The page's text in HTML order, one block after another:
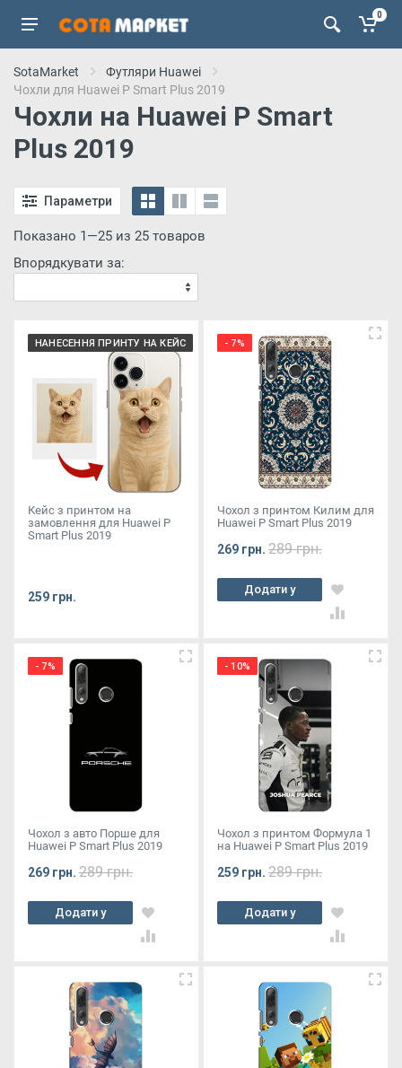
0
SotaMarket
Футляри Huawei
Чохли для Huawei P Smart Plus 2019
Чохли на Huawei P Smart
Plus 2019
Параметри
Показано 1—25 из 25 товаров
Впорядкувати за:
НАНЕСЕННЯ ПРИНТУ НА КЕЙС
Кейс з принтом на
замовлення для Huawei P
Smart Plus 2019
259 грн.
- 7%
Чохол з принтом Килим для
Huawei P Smart Plus 2019
269 грн. 289 грн.
Додати у
кошик
- 7%
Чохол з авто Порше для
Huawei P Smart Plus 2019
269 грн. 289 грн.
Додати у
кошик
- 10%
Чохол з принтом Формула 1
на Huawei P Smart Plus 2019
259 грн. 289 грн.
Додати у
кошик